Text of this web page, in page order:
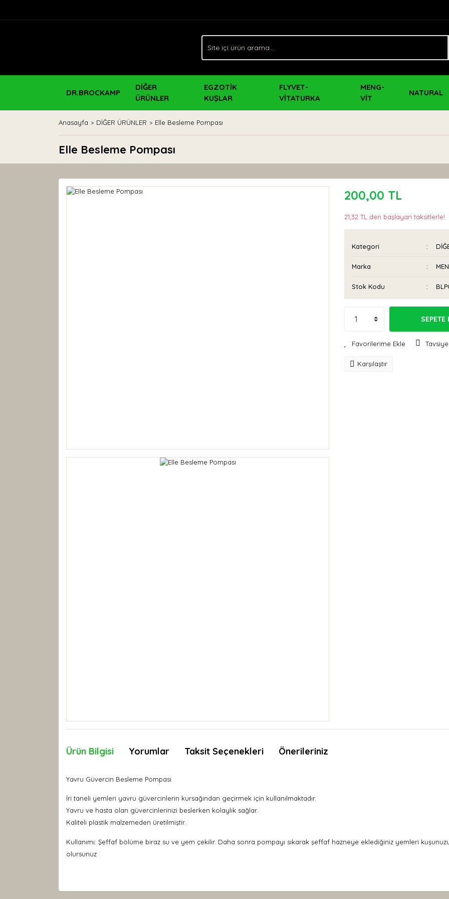
DR.BROCKAMP
DİĞER
ÜRÜNLER
EGZOTİK
KUŞLAR
FLYVET-
VİTATURKA
MENG-
VİT
NATURAL
Anasayfa DİĞER ÜRÜNLER Elle Besleme Pompası
Elle Besleme Pompası
200,00 TL
21,32 TL den başlayan taksitlerle!
Kategori
Marka
Stok Kodu
SEPETE
Karşılaştır
Ürün Bilgisi Yorumlar Taksit Seçenekleri Önerileriniz
Yavru Güvercin Besleme Pompası
İri taneli yemleri yavru güvercinlerin kursağından geçirmek için kullanılmaktadır.
Yavru ve hasta olan güvercinlerinizi beslerken kolaylık sağlar.
Kaliteli plastik malzemeden üretilmiştir.
Kullanımı: Şeffaf bölüme biraz su ve yem çekilir. Daha sonra pompayı sıkarak şeffaf hazneye eklediğiniz yemleri
olursunuz